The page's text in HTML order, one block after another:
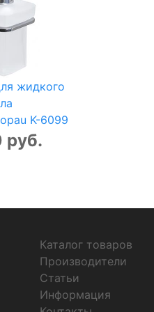
жидкого
K-6099
руб.
Каталог товаров
Производители
Статьи
Информация